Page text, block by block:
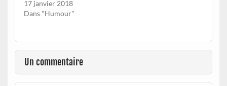
17 janvier 2018
Dans "Humour"
Un commentaire